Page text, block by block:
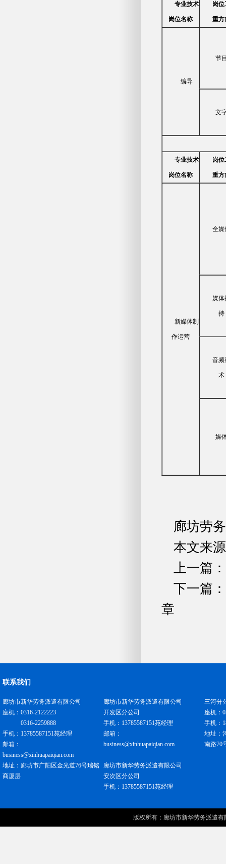
专业技术
岗位名称
岗位
重方
编导
节
文
专业技术
岗位名称
岗位
重方
新媒体制
作运营
全媒
媒体
持
音频
术
媒
廊坊劳
本文来
上一篇：
下一篇：
章
联系我们
廊坊市新华劳务派遣有限公司
座机：0316-2122223
0316-2259888
手机：13785587151苑经理
邮箱：
business@xinhuapaiqian.com
地址：廊坊市广阳区金光道76号瑞铭
商厦层
廊坊市新华劳务派遣有限公司
开发区分公司
手机：13785587151苑经理
邮箱：
business@xinhuapaiqian.com
廊坊市新华劳务派遣有限公司
安次区分公司
手机：13785587151苑经理
三河分
座机：
手机：
地址：
南路70
版权所有： 廊坊市新华劳务派遣有